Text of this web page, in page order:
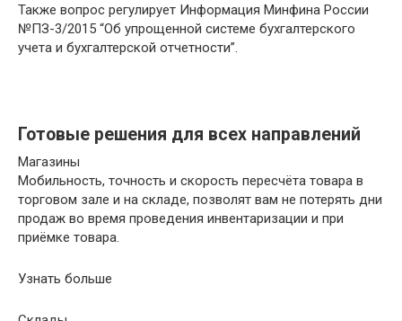
Также вопрос регулирует Информация Минфина России
№ПЗ-3/2015 “Об упрощенной системе бухгалтерского
учета и бухгалтерской отчетности”.
Готовые решения для всех направлений
Магазины
Мобильность, точность и скорость пересчёта товара в
торговом зале и на складе, позволят вам не потерять дни
продаж во время проведения инвентаризации и при
приёмке товара.
Узнать больше